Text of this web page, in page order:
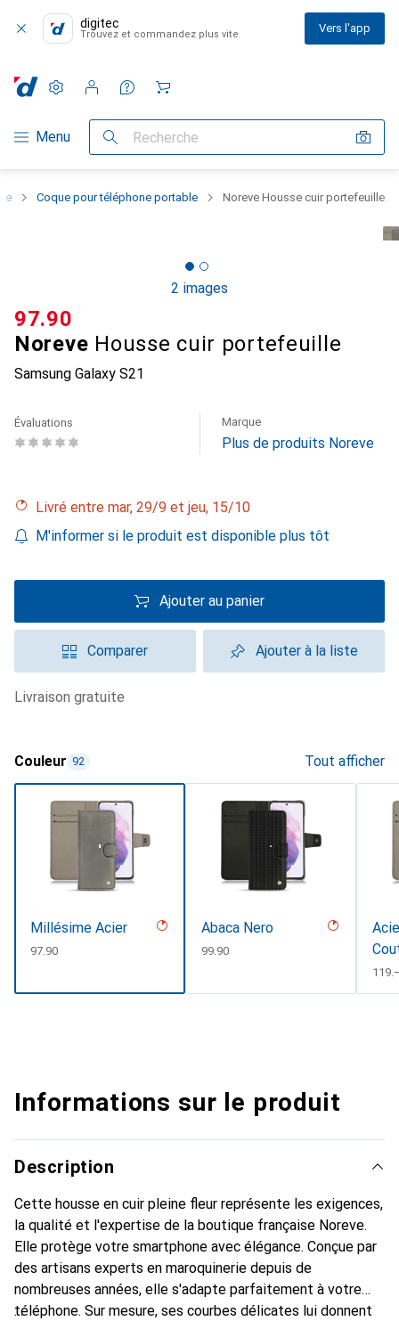
digitec
Trouvez et commandez plus vite Vers l'app
Navigation par catégorie
Menu Recherche
Paramètres
Compte client
Listes de comparaison
Listes d'envies
Panier
Coque pour téléphone portable Noreve Housse cuir portefeuille
2 images
Noreve Housse cuir portefeuille
Samsung Galaxy S21
CHF
97.90
Évaluations Marque
Plus de produits Noreve
Livré entre mar, 29/9 et jeu, 15/10
M'informer si le produit est disponible plus tôt
Ajouter au panier
Comparer Ajouter à la liste
livraison gratuite
Couleur 92 Tout afficher
Millésime Acier
CHF
97.90
Abaca Nero
CHF
99.90
CHF
Informations sur le produit
Description
Cette housse en cuir pleine fleur représente les exigences,
la qualité et l'expertise de la boutique française Noreve.
Elle protège votre smartphone avec élégance. Conçue par
des artisans experts en maroquinerie depuis de
nombreuses années, elle s'adapte parfaitement à votre
téléphone. Sur mesure, ses courbes délicates lui donnent